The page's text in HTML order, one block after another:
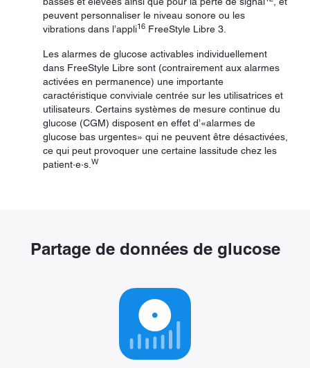
peuvent personnaliser le niveau sonore ou les
vibrations dans l’appli16 FreeStyle Libre 3.
Les alarmes de glucose activables individuellement
dans FreeStyle Libre sont (contrairement aux alarmes
activées en permanence) une importante
caractéristique conviviale centrée sur les utilisatrices et
utilisateurs. Certains systèmes de mesure continue du
glucose (CGM) disposent en effet d’«alarmes de
glucose bas urgentes» qui ne peuvent être désactivées,
ce qui peut provoquer une certaine lassitude chez les
patient·e·s. W
Partage de données de glucose